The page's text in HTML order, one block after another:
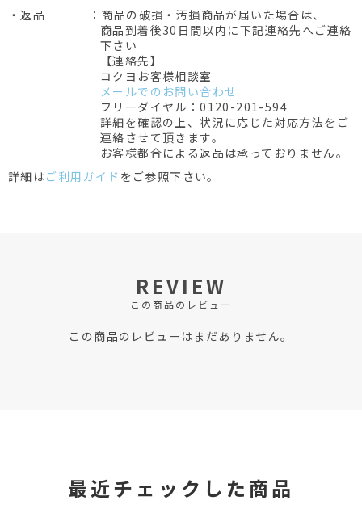
・返品
：商品の破損・汚損商品が届いた場合は、
商品到着後30日間以内に下記連絡先へご連絡
下さい
【連絡先】
コクヨお客様相談室
メールでのお問い合わせ
フリーダイヤル：0120-201-594
詳細を確認の上、状況に応じた対応方法をご
連絡させて頂きます。
お客様都合による返品は承っておりません。
詳細はご利用ガイド をご参照下さい。
REVIEW
この商品のレビュー
この商品のレビューはまだありません。
最近チェックした商品